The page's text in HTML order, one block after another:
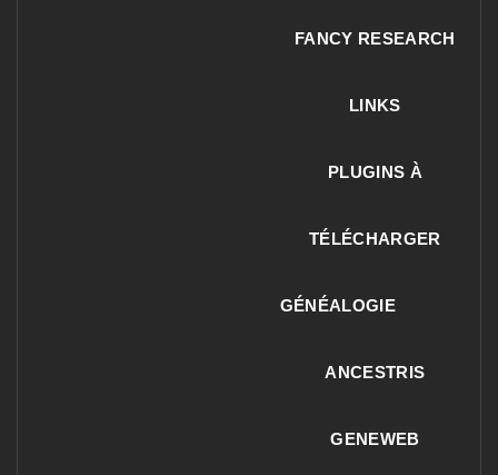
FANCY RESEARCH
LINKS
PLUGINS À
TÉLÉCHARGER
GÉNÉALOGIE
ANCESTRIS
GENEWEB